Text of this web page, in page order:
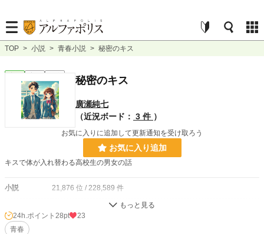
TOP > 小説 > 青春小説 > 秘密のキス
秘密のキス
廣瀬純七
（近況ボード： 3 件 ）
お気に入りに追加して更新通知を受け取ろう
お気に入り追加
キスで体が入れ替わる高校生の男女の話
小説 21,876 位 / 228,589 件
お気に入り
24h.ポイント 28pt
23
青春